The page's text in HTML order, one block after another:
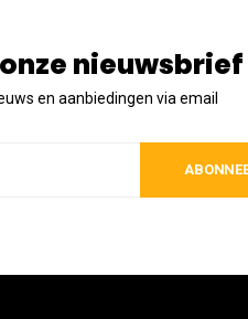
nieuwsbrief
en aanbiedingen via email